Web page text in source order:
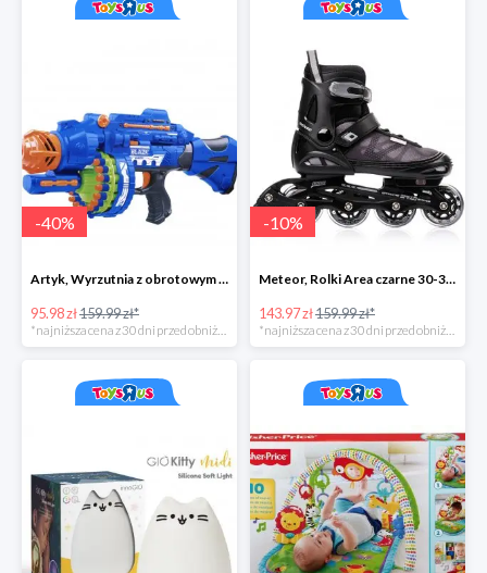
-40%
Artyk, Wyrzutnia z obrotowym bębenkiem ze strzałkami 40 sztuk
95.98 zł159.99 zł*
-10%
Meteor, Rolki Area czarne 30-33 S
143.97 zł159.99 zł*